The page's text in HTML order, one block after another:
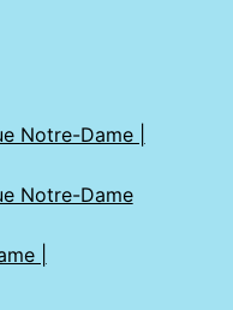
Notre-Dame |
Notre-Dame
|